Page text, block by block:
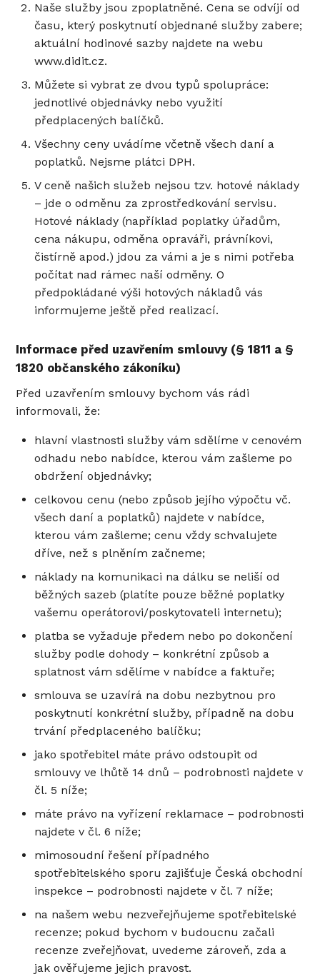
Naše služby jsou zpoplatněné. Cena se odvíjí od
času, který poskytnutí objednané služby zabere;
aktuální hodinové sazby najdete na webu
www.didit.cz.
Můžete si vybrat ze dvou typů spolupráce:
jednotlivé objednávky nebo využití
předplacených balíčků.
Všechny ceny uvádíme včetně všech daní a
poplatků. Nejsme plátci DPH.
V ceně našich služeb nejsou tzv. hotové náklady
– jde o odměnu za zprostředkování servisu.
Hotové náklady (například poplatky úřadům,
cena nákupu, odměna opraváři, právníkovi,
čistírně apod.) jdou za vámi a je s nimi potřeba
počítat nad rámec naší odměny. O
předpokládané výši hotových nákladů vás
informujeme ještě před realizací.
Informace před uzavřením smlouvy (§ 1811 a §
1820 občanského zákoníku)
Před uzavřením smlouvy bychom vás rádi
informovali, že:
hlavní vlastnosti služby vám sdělíme v cenovém
odhadu nebo nabídce, kterou vám zašleme po
obdržení objednávky;
celkovou cenu (nebo způsob jejího výpočtu vč.
všech daní a poplatků) najdete v nabídce,
kterou vám zašleme; cenu vždy schvalujete
dříve, než s plněním začneme;
náklady na komunikaci na dálku se neliší od
běžných sazeb (platíte pouze běžné poplatky
vašemu operátorovi/poskytovateli internetu);
platba se vyžaduje předem nebo po dokončení
služby podle dohody – konkrétní způsob a
splatnost vám sdělíme v nabídce a faktuře;
smlouva se uzavírá na dobu nezbytnou pro
poskytnutí konkrétní služby, případně na dobu
trvání předplaceného balíčku;
jako spotřebitel máte právo odstoupit od
smlouvy ve lhůtě 14 dnů – podrobnosti najdete v
čl. 5 níže;
máte právo na vyřízení reklamace – podrobnosti
najdete v čl. 6 níže;
mimosoudní řešení případného
spotřebitelského sporu zajišťuje Česká obchodní
inspekce – podrobnosti najdete v čl. 7 níže;
na našem webu nezveřejňujeme spotřebitelské
recenze; pokud bychom v budoucnu začali
recenze zveřejňovat, uvedeme zároveň, zda a
jak ověřujeme jejich pravost.